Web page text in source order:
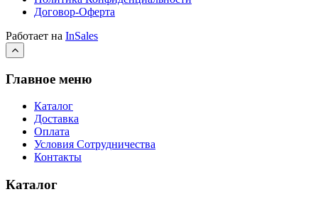
Договор-Оферта
Работает на InSales
Главное меню
Каталог
Доставка
Оплата
Условия Сотрудничества
Контакты
Каталог